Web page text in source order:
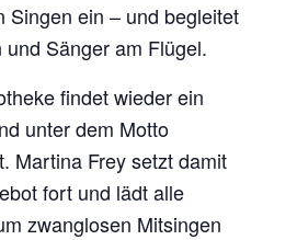
Singen ein – und begleitet
Sänger am Flügel.
findet wieder ein
unter dem Motto
Martina Frey setzt damit
fort und lädt alle
zwanglosen Mitsingen